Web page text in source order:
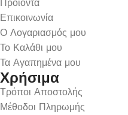
Προϊόντα
Επικοινωνία
Ο Λογαριασμός μου
Το Καλάθι μου
Τα Αγαπημένα μου
Χρήσιμα
Τρόποι Αποστολής
Μέθοδοι Πληρωμής